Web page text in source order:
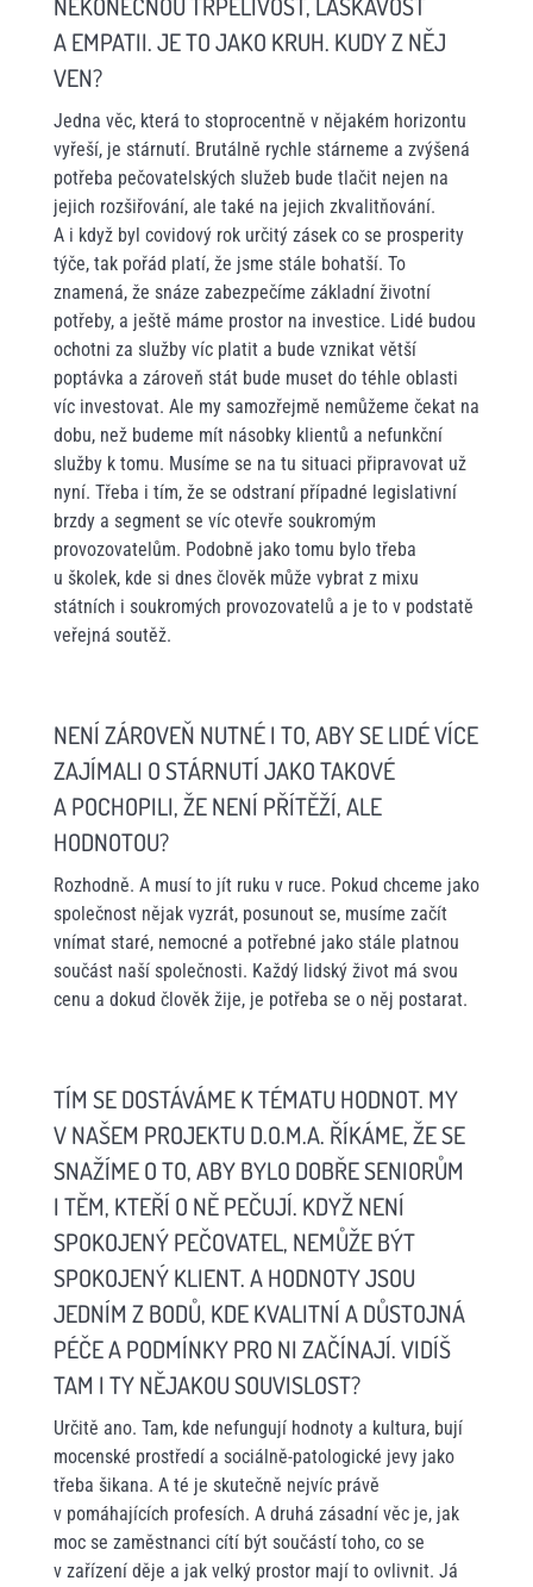
A EMPATII. JE TO JAKO KRUH. KUDY Z NĚJ
VEN?
Jedna věc, která to stoprocentně v nějakém horizontu
vyřeší, je stárnutí. Brutálně rychle stárneme a zvýšená
potřeba pečovatelských služeb bude tlačit nejen na
jejich rozšiřování, ale také na jejich zkvalitňování.
A i když byl covidový rok určitý zásek co se prosperity
týče, tak pořád platí, že jsme stále bohatší. To
znamená, že snáze zabezpečíme základní životní
potřeby, a ještě máme prostor na investice. Lidé budou
ochotni za služby víc platit a bude vznikat větší
poptávka a zároveň stát bude muset do téhle oblasti
víc investovat. Ale my samozřejmě nemůžeme čekat na
dobu, než budeme mít násobky klientů a nefunkční
služby k tomu. Musíme se na tu situaci připravovat už
nyní. Třeba i tím, že se odstraní případné legislativní
brzdy a segment se víc otevře soukromým
provozovatelům. Podobně jako tomu bylo třeba
u školek, kde si dnes člověk může vybrat z mixu
státních i soukromých provozovatelů a je to v podstatě
veřejná soutěž.
NENÍ ZÁROVEŇ NUTNÉ I TO, ABY SE LIDÉ VÍCE
ZAJÍMALI O STÁRNUTÍ JAKO TAKOVÉ
A POCHOPILI, ŽE NENÍ PŘÍTĚŽÍ, ALE
HODNOTOU?
Rozhodně. A musí to jít ruku v ruce. Pokud chceme jako
společnost nějak vyzrát, posunout se, musíme začít
vnímat staré, nemocné a potřebné jako stále platnou
součást naší společnosti. Každý lidský život má svou
cenu a dokud člověk žije, je potřeba se o něj postarat.
TÍM SE DOSTÁVÁME K TÉMATU HODNOT. MY
V NAŠEM PROJEKTU D.O.M.A. ŘÍKÁME, ŽE SE
SNAŽÍME O TO, ABY BYLO DOBŘE SENIORŮM
I TĚM, KTEŘÍ O NĚ PEČUJÍ. KDYŽ NENÍ
SPOKOJENÝ PEČOVATEL, NEMŮŽE BÝT
SPOKOJENÝ KLIENT. A HODNOTY JSOU
JEDNÍM Z BODŮ, KDE KVALITNÍ A DŮSTOJNÁ
PÉČE A PODMÍNKY PRO NI ZAČÍNAJÍ. VIDÍŠ
TAM I TY NĚJAKOU SOUVISLOST?
Určitě ano. Tam, kde nefungují hodnoty a kultura, bují
mocenské prostředí a sociálně-patologické jevy jako
třeba šikana. A té je skutečně nejvíc právě
v pomáhajících profesích. A druhá zásadní věc je, jak
moc se zaměstnanci cítí být součástí toho, co se
v zařízení děje a jak velký prostor mají to ovlivnit. Já